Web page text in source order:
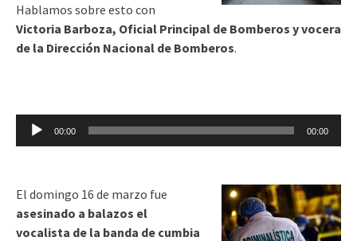
Hablamos sobre esto con
Victoria Barboza, Oficial Principal de Bomberos y vocera
de la Dirección Nacional de Bomberos.
Reproductor
00:00 00:00
El domingo 16 de marzo fue
asesinado a balazos el
vocalista de la banda de cumbia